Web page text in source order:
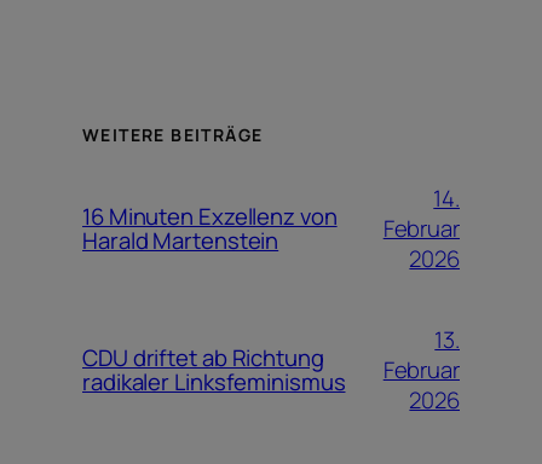
WEITERE BEITRÄGE
16 Minuten Exzellenz von
Harald Martenstein
14.
Februar
2026
CDU driftet ab Richtung
radikaler Linksfeminismus
13.
Februar
2026